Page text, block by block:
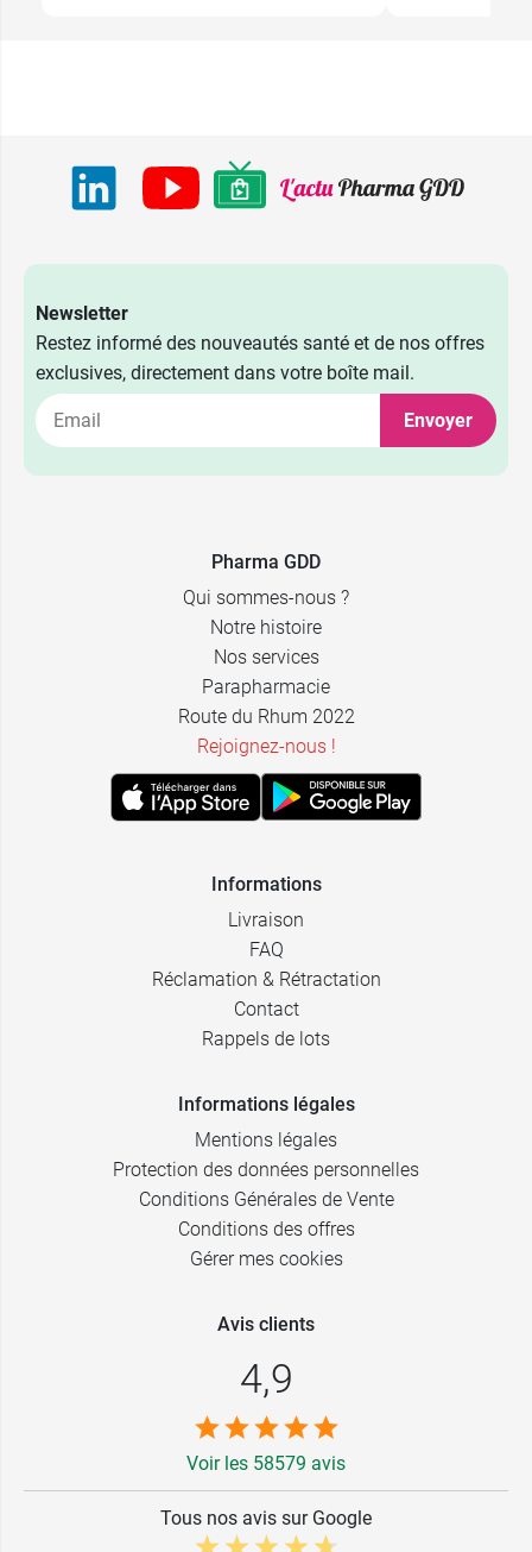
Newsletter
Restez informé des nouveautés santé et de nos offres
exclusives, directement dans votre boîte mail.
Envoyer
Pharma GDD
Qui sommes-nous ?
Notre histoire
Nos services
Parapharmacie
Route du Rhum 2022
Rejoignez-nous !
Informations
Livraison
FAQ
Réclamation & Rétractation
Contact
Rappels de lots
Informations légales
Mentions légales
Protection des données personnelles
Conditions Générales de Vente
Conditions des offres
Gérer mes cookies
Avis clients
4,9
Voir les 58579 avis
Tous nos avis sur Google